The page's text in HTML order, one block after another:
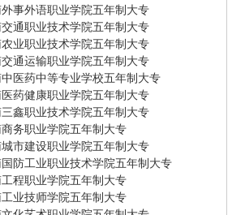
事外语职业学院五年制大专
通职业技术学院五年制大专
业职业技术学院五年制大专
通运输职业学院五年制大专
医药中等专业学校五年制大专
药健康职业学院五年制大专
鑫职业技术学院五年制大专
务职业学院五年制大专
市建设职业学院五年制大专
防工业职业技术学院五年制大专
程职业学院五年制大专
业技师学院五年制大专